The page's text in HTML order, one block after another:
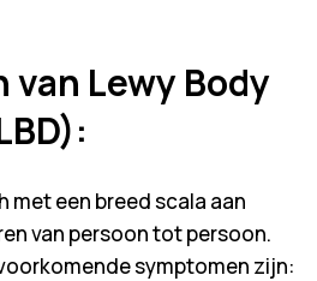
Lewy Body
met een breed scala aan
van persoon tot persoon.
symptomen zijn: